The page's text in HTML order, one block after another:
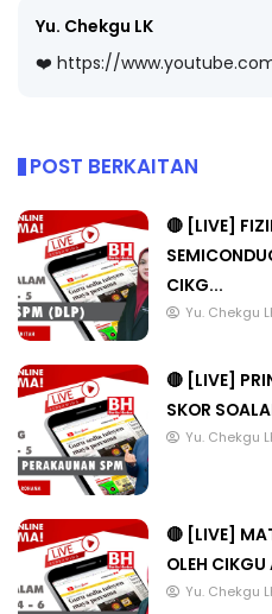
Yu. Chekgu LK
❤️ https://
POST BERKAITAN
🔴 [LIVE]
CIKG...
Yu. Chekgu
🔴 [LIVE]
SKOR
Yu. Chekgu
🔴 [LIVE]
OLEH
Yu. Chekgu